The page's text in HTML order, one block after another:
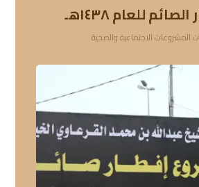
للعام ١٤٣٨هـ
المشروعات الاجتماعية والصحية